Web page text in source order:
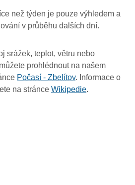
než týden je pouze výhledem a
v průběhu dalších dní.
srážek, teplot, větru nebo
prohlédnout na našem
Počasí - Zbelítov. Informace o
na stránce Wikipedie.